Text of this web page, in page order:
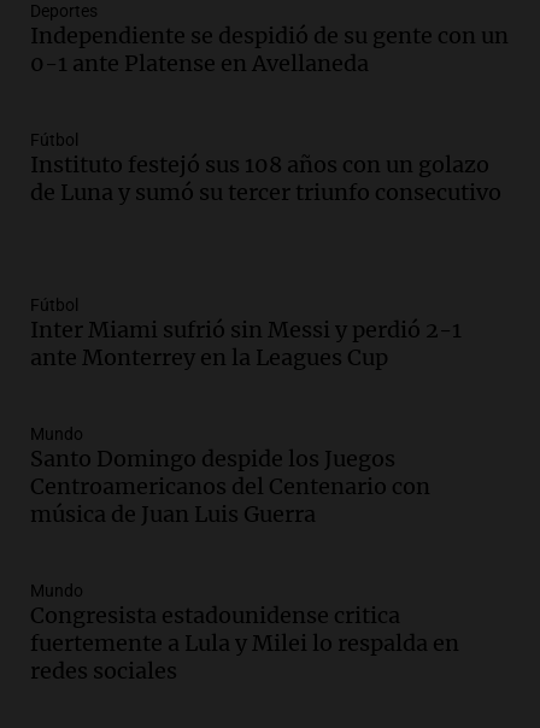
Deportes
Independiente se despidió de su gente con un
0-1 ante Platense en Avellaneda
Fútbol
Instituto festejó sus 108 años con un golazo
de Luna y sumó su tercer triunfo consecutivo
Fútbol
Inter Miami sufrió sin Messi y perdió 2-1
ante Monterrey en la Leagues Cup
Mundo
Santo Domingo despide los Juegos
Centroamericanos del Centenario con
música de Juan Luis Guerra
Mundo
Congresista estadounidense critica
fuertemente a Lula y Milei lo respalda en
redes sociales